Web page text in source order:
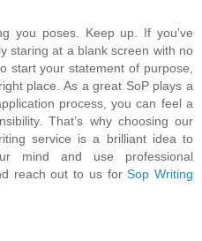
you poses. Keep up. If you’ve
staring at a blank screen with no
start your statement of purpose,
place. As a great SoP plays a
process, you can feel a
That’s why choosing our
service is a brilliant idea to
mind and use professional
reach out to us forSop Writing